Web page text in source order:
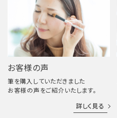
お客様の声
筆を購入していただきました
お客様の声をご紹介いたします。
詳しく見る